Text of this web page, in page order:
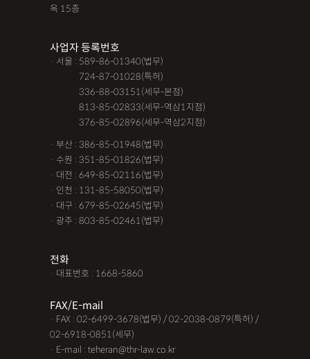
옥 15층
사업자 등록번호
· 서울 : 589-86-01340(법무)
724-87-01028(특허)
336-88-03151(세무-본점)
813-85-02833(세무-역삼1지점)
376-85-02896(세무-역삼2지점)
· 부산 : 386-85-01948(법무)
· 수원 : 351-85-01826(법무)
· 대전 : 649-85-02116(법무)
· 인천 : 131-85-58050(법무)
· 대구 : 679-85-02645(법무)
· 광주 : 803-85-02461(법무)
전화
· 대표번호 : 1668-5860
FAX/E-mail
· FAX : 02-6499-3678(법무) / 02-2038-0879(특허) /
02-6918-0851(세무)
· E-mail : teheran@thr-law.co.kr